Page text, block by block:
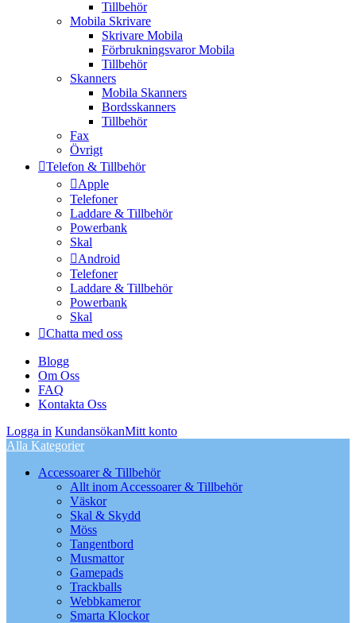
Tillbehör
Mobila Skrivare
Skrivare Mobila
Förbrukningsvaror Mobila
Tillbehör
Skanners
Mobila Skanners
Bordsskanners
Tillbehör
Fax
Övrigt
Telefon & Tillbehör
Apple
Telefoner
Laddare & Tillbehör
Powerbank
Skal
Android
Telefoner
Laddare & Tillbehör
Powerbank
Skal
Chatta med oss
Blogg
Om Oss
FAQ
Kontakta Oss
Logga in KundansökanMitt konto
Alla Kategorier
Accessoarer & Tillbehör
Allt inom Accessoarer & Tillbehör
Väskor
Skal & Skydd
Möss
Tangentbord
Musmattor
Gamepads
Trackballs
Webbkameror
Smarta Klockor